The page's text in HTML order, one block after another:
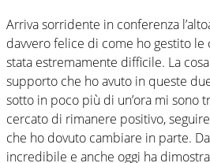
Arriva sorridente in conferenza
davvero felice di come ho gestito le
stata estremamente difficile. La
supporto che ho avuto in queste
sotto in poco più di un’ora mi sono
cercato di rimanere positivo,
che ho dovuto cambiare in parte.
incredibile e anche oggi ha